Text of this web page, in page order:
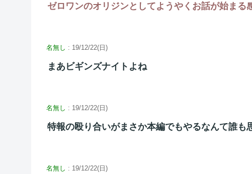
ゼロワンのオリジンとしてようやくお話が始まる
名無し : 19/12/22(日)
まあビギンズナイトよね
名無し : 19/12/22(日)
特報の殴り合いがまさか本編でもやるなんて誰も
名無し : 19/12/22(日)